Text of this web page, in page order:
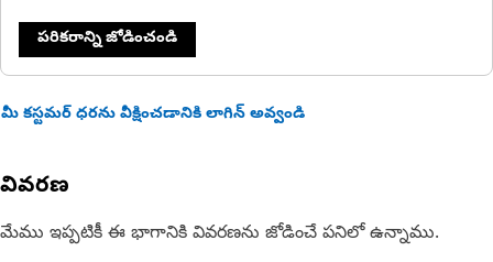
పరికరాన్ని జోడించండి
మీ కస్టమర్ ధరను వీక్షించడానికి లాగిన్ అవ్వండి
వివరణ
మేము ఇప్పటికీ ఈ భాగానికి వివరణను జోడించే పనిలో ఉన్నాము.